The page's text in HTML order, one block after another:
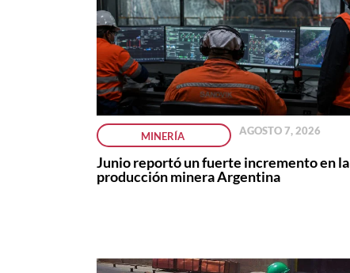
MINERÍA AGOSTO 7, 2026
Junio reportó un fuerte incremento en la
producción minera Argentina